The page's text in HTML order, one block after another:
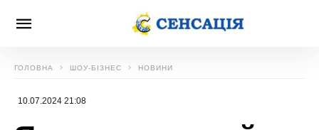
ГОЛОВНА ШОУ-БІЗНЕС НОВИНИ
10.07.2024 21:08